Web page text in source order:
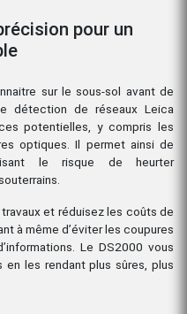
pour un
sur le sous-sol avant de
détection de réseaux Leica
potentielles, y compris les
optiques. Il permet ainsi de
le risque de heurter
et réduisez les coûts de
à même d’éviter les coupures
Le DS2000 vous
les rendant plus sûres, plus